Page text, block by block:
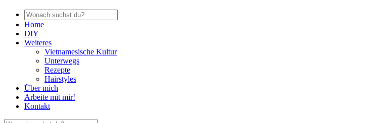
Home
DIY
Weiteres
Vietnamesische Kultur
Unterwegs
Rezepte
Hairstyles
Über mich
Arbeite mit mir!
Kontakt